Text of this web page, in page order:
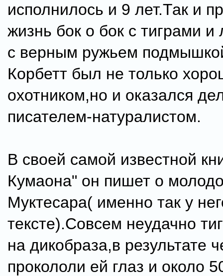
исполнилось и 9 лет.Так и
жизнь бок о бок с тиграми
с верным ружьем
Корбетт был не только
охотником,но и оказался
писателем-натуралистом.
В своей самой известной
Кумаона" он пишет о
Муктесара( именно так у
тексте).Совсем неудачно
на дикобраза,в результате
прокололи ей глаз и около